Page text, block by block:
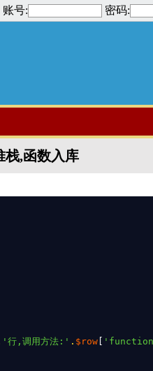
账号: 密码:
栈,函数入库
' 行 , 调用方法 :' . $row